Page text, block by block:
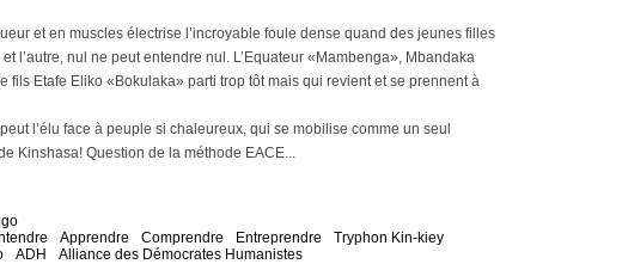
et en muscles électrise l’incroyable foule dense quand des jeunes filles
l’autre, nul ne peut entendre nul. L’Equateur «Mambenga», Mbandaka
Etafe Eliko «Bokulaka» parti trop tôt mais qui revient et se prennent à
l’élu face à peuple si chaleureux, qui se mobilise comme un seul
Kinshasa! Question de la méthode EACE...
Apprendre Comprendre Entreprendre
Tryphon Kin-kiey
ADH
Alliance des Démocrates Humanistes